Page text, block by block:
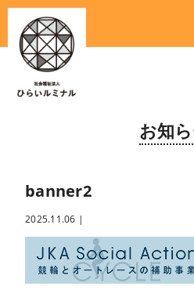
お知
banner2
2025.11.06 |